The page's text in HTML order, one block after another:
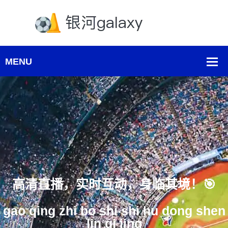
直播，实时互动，身临其境！🎯
zhi bo shi shi hu dong shen
lin qi jing